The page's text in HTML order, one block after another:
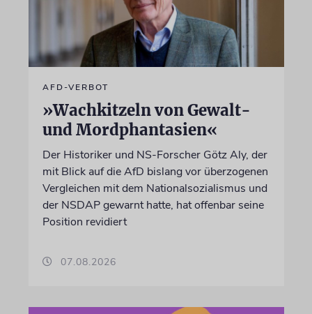
AFD-VERBOT
»Wachkitzeln von Gewalt-
und Mordphantasien«
Der Historiker und NS-Forscher Götz Aly, der
mit Blick auf die AfD bislang vor überzogenen
Vergleichen mit dem Nationalsozialismus und
der NSDAP gewarnt hatte, hat offenbar seine
Position revidiert
07.08.2026